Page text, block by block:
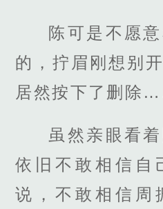
陈可是不愿
的，拧眉刚想别
居然按下了删除
虽然亲眼看
依旧不敢相信自
说，不敢相信周